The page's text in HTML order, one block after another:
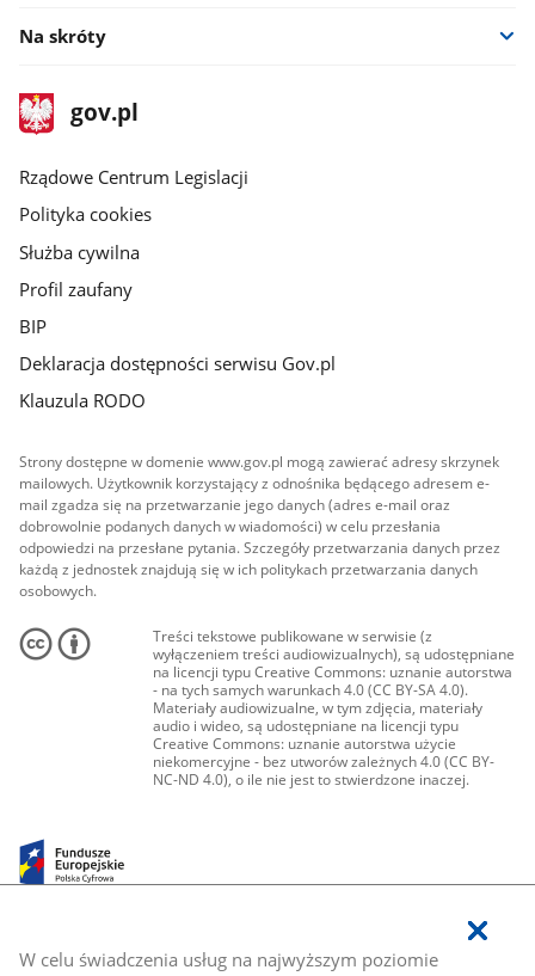
W celu świadczenia usług na najwyższym poziomie
Na skróty
stopka
gov.plStrona
gov.pl
Rządowe Centrum Legislacji
Polityka cookies
Służba cywilna
Profil zaufany
BIP
Deklaracja dostępności serwisu Gov.pl
Klauzula RODO
Strony dostępne w domenie www.gov.pl mogą zawierać adresy skrzynek
mailowych. Użytkownik korzystający z odnośnika będącego adresem e-
mail zgadza się na przetwarzanie jego danych (adres e-mail oraz
dobrowolnie podanych danych w wiadomości) w celu przesłania
odpowiedzi na przesłane pytania. Szczegóły przetwarzania danych przez
każdą z jednostek znajdują się w ich politykach przetwarzania danych
osobowych.
Treści tekstowe publikowane w serwisie (z
wyłączeniem treści audiowizualnych), są udostępniane
na licencji typu Creative Commons: uznanie autorstwa
- na tych samych warunkach 4.0 (CC BY-SA 4.0).
Materiały audiowizualne, w tym zdjęcia, materiały
audio i wideo, są udostępniane na licencji typu
Creative Commons: uznanie autorstwa użycie
niekomercyjne - bez utworów zależnych 4.0 (CC BY-
NC-ND 4.0), o ile nie jest to stwierdzone inaczej.